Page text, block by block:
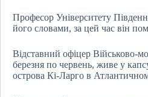
Професор Університету
його словами, за цей час він
Відставний офіцер Військово-
березня по червень, живе у
острова Кі-Ларго в